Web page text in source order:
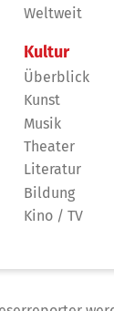
Weltweit
Kultur
Überblick
Kunst
Musik
Theater
Literatur
Bildung
Kino / TV